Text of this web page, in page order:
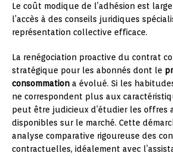
Le coût modique de l’adhésion est
l’accès à des conseils juridiques
représentation collective efficace.
La renégociation proactive du contrat
stratégique pour les abonnés dont le
consommation a évolué. Si les
ne correspondent plus aux
peut être judicieux d’étudier les offres
disponibles sur le marché. Cette
analyse comparative rigoureuse des
contractuelles, idéalement avec